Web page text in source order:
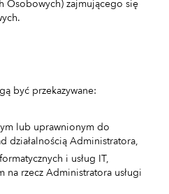
Osobowych) zajmującego się
być przekazywane:
lub uprawnionym do
działalnością Administratora,
i usług IT,
na rzecz Administratora usługi